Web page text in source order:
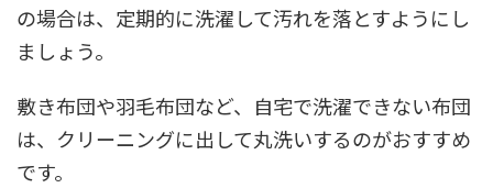
の場合は、定期的に洗濯して汚れを落とすようにし
ましょう。
敷き布団や羽毛布団など、自宅で洗濯できない布団
は、クリーニングに出して丸洗いするのがおすすめ
です。